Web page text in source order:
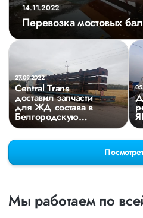
14.11.2022
Перевозка мостовых
27.09.2022
Central Trans
доставил запчасти
для ЖД состава в
Белгородскую
область
Мы работаем по